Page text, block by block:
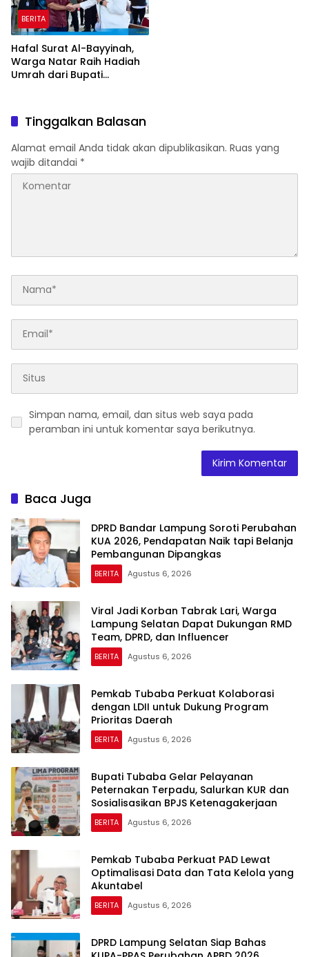
BERITA
Hafal Surat Al-Bayyinah,
Warga Natar Raih Hadiah
Umrah dari Bupati
Tinggalkan Balasan
Alamat email Anda tidak akan dipublikasikan. Ruas yang
wajib ditandai *
Simpan nama, email, dan situs web saya pada
peramban ini untuk komentar saya berikutnya.
Baca Juga
DPRD Bandar Lampung Soroti Perubahan
KUA 2026, Pendapatan Naik tapi Belanja
Pembangunan Dipangkas
BERITA Agustus 6, 2026
Viral Jadi Korban Tabrak Lari, Warga
Lampung Selatan Dapat Dukungan RMD
Team, DPRD, dan Influencer
BERITA Agustus 6, 2026
Pemkab Tubaba Perkuat Kolaborasi
dengan LDII untuk Dukung Program
Prioritas Daerah
BERITA Agustus 6, 2026
Bupati Tubaba Gelar Pelayanan
Peternakan Terpadu, Salurkan KUR dan
Sosialisasikan BPJS Ketenagakerjaan
BERITA Agustus 6, 2026
Pemkab Tubaba Perkuat PAD Lewat
Optimalisasi Data dan Tata Kelola yang
Akuntabel
BERITA Agustus 6, 2026
DPRD Lampung Selatan Siap Bahas